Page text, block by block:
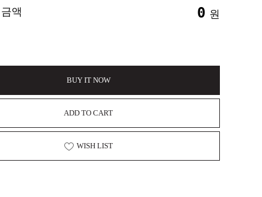
액 0 원
BUY IT NOW
ADD TO CART
WISH LIST